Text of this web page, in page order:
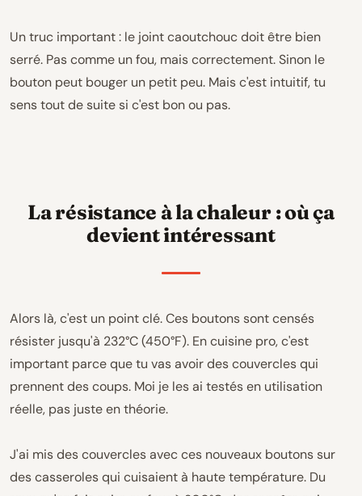
Un truc important : le joint caoutchouc doit être bien
serré. Pas comme un fou, mais correctement. Sinon le
bouton peut bouger un petit peu. Mais c'est intuitif, tu
sens tout de suite si c'est bon ou pas.
La résistance à la chaleur : où ça
devient intéressant
Alors là, c'est un point clé. Ces boutons sont censés
résister jusqu'à 232°C (450°F). En cuisine pro, c'est
important parce que tu vas avoir des couvercles qui
prennent des coups. Moi je les ai testés en utilisation
réelle, pas juste en théorie.
J'ai mis des couvercles avec ces nouveaux boutons sur
des casseroles qui cuisaient à haute température. Du